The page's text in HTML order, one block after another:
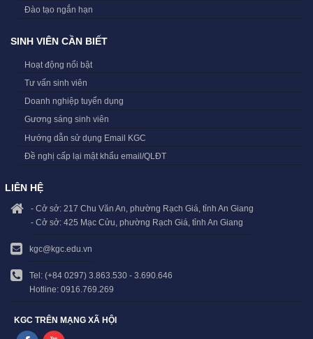
Đào tạo ngắn hạn
SINH VIÊN CẦN BIẾT
Hoạt động nổi bật
Tư vấn sinh viên
Doanh nghiệp tuyển dụng
Gương sáng sinh viên
Hướng dẫn sử dụng Email KGC
Đề nghị cấp lại mật khẩu email/QLĐT
LIÊN HỆ
- Cở sở: 217 Chu Văn An, phường Rạch Giá, tỉnh An Giang
- Cở sở: 425 Mạc Cửu, phường Rạch Giá, tỉnh An Giang
kgc@kgc.edu.vn
Tel: (+84 0297) 3.863.530 - 3.690.646
Hotline: 0916.769.269
KGC TRÊN MẠNG XÃ HỘI